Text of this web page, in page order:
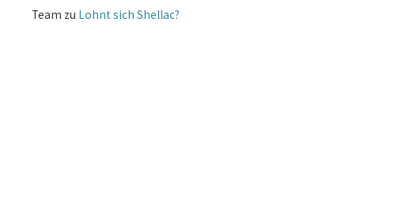
Team zu Lohnt sich Shellac?